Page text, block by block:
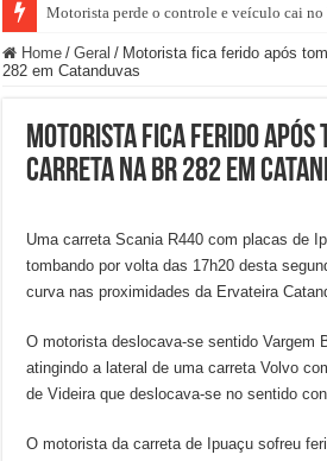
Motorista perde o controle e veículo cai no
Dom Mário Marquez celebra 20 anos de
Home / Geral / Motorista fica ferido após
282 em Catanduvas
Motorista fica ferido após
carreta na BR 282 em
Uma carreta Scania R440 com placas de
tombando por volta das 17h20 desta
curva nas proximidades da Ervateira
O motorista deslocava-se sentido Vargem
atingindo a lateral de uma carreta Volvo
de Videira que deslocava-se no sentido
O motorista da carreta de Ipuaçu sofreu